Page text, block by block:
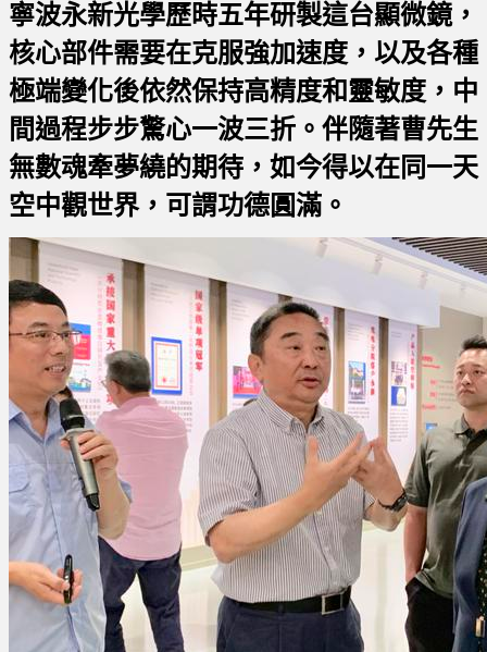
寧波永新光學歷時五年研製這台顯微鏡，
核心部件需要在克服強加速度，以及各種
極端變化後依然保持高精度和靈敏度，中
間過程步步驚心一波三折。 伴隨著曹先生
無數魂牽夢繞的期待，如今得以在同一天
空中觀世界，可謂功德圓滿。